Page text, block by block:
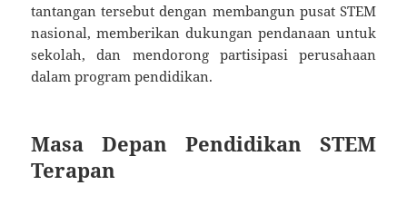
tantangan tersebut dengan membangun pusat STEM
nasional, memberikan dukungan pendanaan untuk
sekolah, dan mendorong partisipasi perusahaan
dalam program pendidikan.
Masa Depan Pendidikan STEM
Terapan